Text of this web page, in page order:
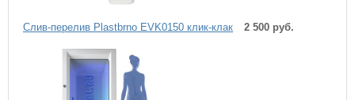
Слив-перелив Plastbrno EVK0150 клик-клак 2 500 руб.